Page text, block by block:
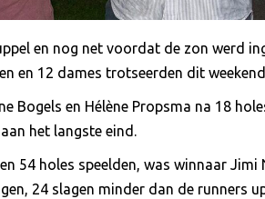
en nog net voordat de zon werd
en 12 dames trotseerden dit
Bogels en Hélène Propsma na 18
het langste eind.
54 holes speelden, was winnaar
24 slagen minder dan de runners